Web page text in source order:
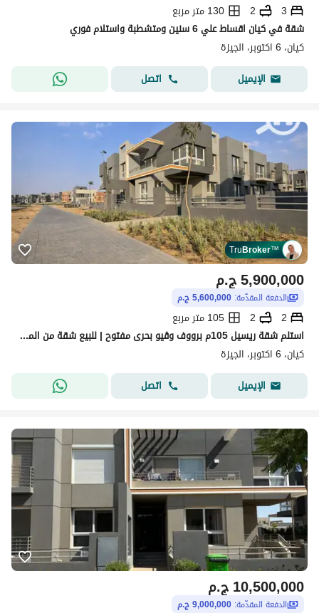
3
2
130 متر مربع
شقة في كيان اقساط علي 6 سنين ومتشطبة واستلام فوري
كيان، 6 اكتوبر، الجيزة
الإيميل
اتصل
TruBroker™
ج.م5,900,000
الدفعة المقدّمة: 5,600,000 ج.م
2
2
105 متر مربع
استلم شقة ريسيل 105م برووف وڤيو بحرى مفتوح | للبيع شقة من المالك فى كيان Kayan | المتبقى مبلغ بسيط
كيان، 6 اكتوبر، الجيزة
الإيميل
اتصل
ج.م10,500,000
الدفعة المقدّمة: 9,000,000 ج.م